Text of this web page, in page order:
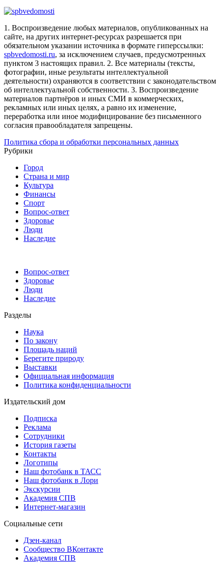
1. Воспроизведение любых материалов, опубликованных на
сайте, на других интернет-ресурсах разрешается при
обязательном указании источника в формате гиперссылки:
spbvedomosti.ru, за исключением случаев, предусмотренных
пунктом 3 настоящих правил. 2. Все материалы (тексты,
фотографии, иные результаты интеллектуальной
деятельности) охраняются в соответствии с законодательством
об интеллектуальной собственности. 3. Воспроизведение
материалов партнёров и иных СМИ в коммерческих,
рекламных или иных целях, а равно их изменение,
переработка или иное модифицирование без письменного
согласия правообладателя запрещены.
Политика сбора и обработки персональных данных
Рубрики
Город
Страна и мир
Культура
Финансы
Спорт
Вопрос-ответ
Здоровье
Люди
Наследие
Вопрос-ответ
Здоровье
Люди
Наследие
Разделы
Наука
По закону
Площадь наций
Берегите природу
Выставки
Официальная информация
Политика конфиденциальности
Издательский дом
Подписка
Реклама
Сотрудники
История газеты
Контакты
Логотипы
Наш фотобанк в ТАСС
Наш фотобанк в Лори
Экскурсии
Академия СПВ
Интернет-магазин
Социальные сети
Дзен-канал
Сообщество ВКонтакте
Академия СПВ